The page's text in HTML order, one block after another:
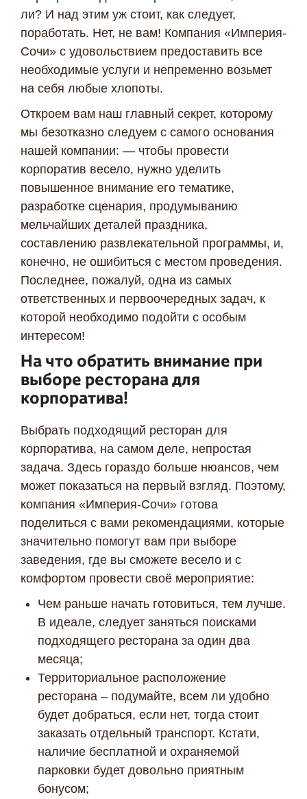
ли? И над этим уж стоит, как следует,
поработать. Нет, не вам! Компания «Империя-
Сочи» с удовольствием предоставить все
необходимые услуги и непременно возьмет
на себя любые хлопоты.
Откроем вам наш главный секрет, которому
мы безотказно следуем с самого основания
нашей компании: — чтобы провести
корпоратив весело, нужно уделить
повышенное внимание его тематике,
разработке сценария, продумыванию
мельчайших деталей праздника,
составлению развлекательной программы, и,
конечно, не ошибиться с местом проведения.
Последнее, пожалуй, одна из самых
ответственных и первоочередных задач, к
которой необходимо подойти с особым
интересом!
На что обратить внимание при
выборе ресторана для
корпоратива!
Выбрать подходящий ресторан для
корпоратива, на самом деле, непростая
задача. Здесь гораздо больше нюансов, чем
может показаться на первый взгляд. Поэтому,
компания «Империя-Сочи» готова
поделиться с вами рекомендациями, которые
значительно помогут вам при выборе
заведения, где вы сможете весело и с
комфортом провести своё мероприятие:
Чем раньше начать готовиться, тем лучше.
В идеале, следует заняться поисками
подходящего ресторана за один два
месяца;
Территориальное расположение
ресторана – подумайте, всем ли удобно
будет добраться, если нет, тогда стоит
заказать отдельный транспорт. Кстати,
наличие бесплатной и охраняемой
парковки будет довольно приятным
бонусом;
Я даю согласие ООО «Империя-Сочи» на обработку моих
персональных данных в целях рассмотрения моего
обращения согласноПолитике обработки персональных
данных
иСогласию на обработку персональных данных